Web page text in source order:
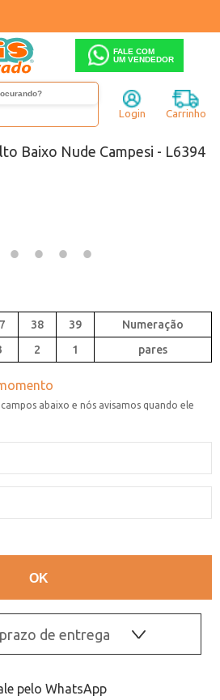
FALE COM
UM VENDEDOR
Login Carrinho
Salto baixo
Baixo Nude Campesi - L6394
38
39
2 1 pares
de entrega
pelo WhatsApp